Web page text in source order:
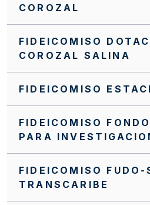
Manual Financiero
Invitación cerrada FFIE
Invitación Cerrada No. 15
Invitación Cerrada No
COROZAL
FIDEICOMISO
COROZAL SALINA
FIDEICOMISO
FIDEICOMISO
PARA
FIDEICOMISO FUDO-
TRANSCARIBE